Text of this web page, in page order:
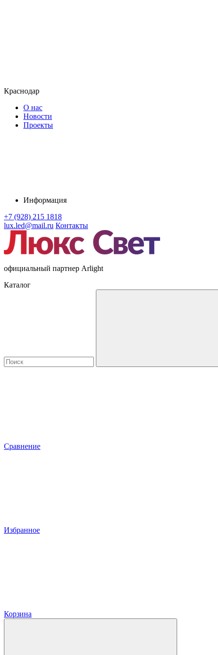
Краснодар
О нас
Новости
Проекты
Информация
+7 (928) 215 1818
lux.led@mail.ru Контакты
официальный партнер Arlight
Каталог
Сравнение
Избранное
Корзина